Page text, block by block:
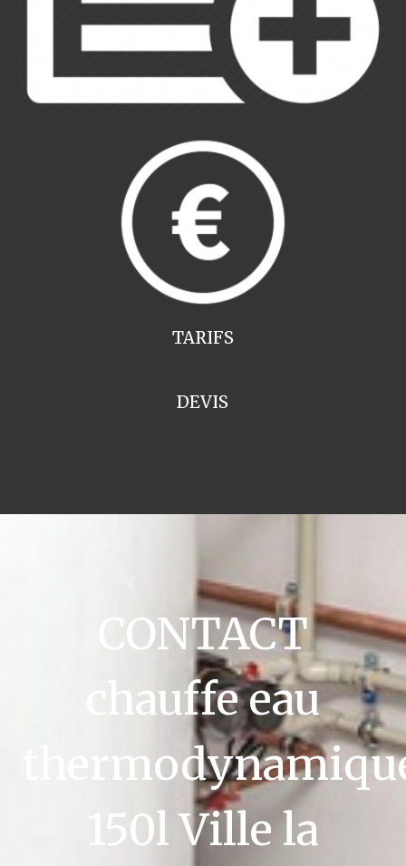
TARIFS
DEVIS
CONTACT
chauffe eau
150l Ville la